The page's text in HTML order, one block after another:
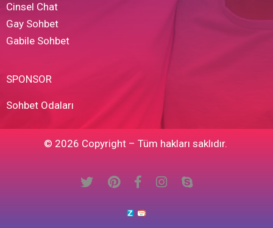
Cinsel Chat
Gay Sohbet
Gabile Sohbet
SPONSOR
Sohbet Odaları
© 2026 Copyright – Tüm hakları saklıdır.